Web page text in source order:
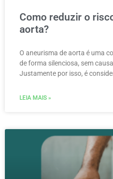
Como reduzir o
aorta?
O aneurisma de aorta é uma
de forma silenciosa, sem
Justamente por isso, é
LEIA MAIS »